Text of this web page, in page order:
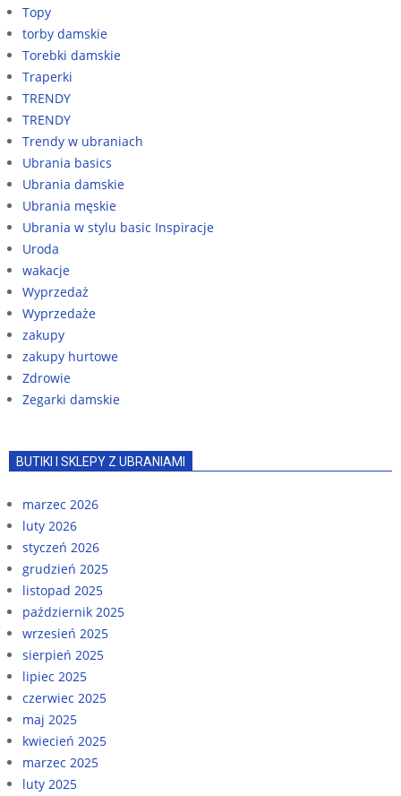
Topy
torby damskie
Torebki damskie
Traperki
TRENDY
TRENDY
Trendy w ubraniach
Ubrania basics
Ubrania damskie
Ubrania męskie
Ubrania w stylu basic Inspiracje
Uroda
wakacje
Wyprzedaż
Wyprzedaże
zakupy
zakupy hurtowe
Zdrowie
Zegarki damskie
BUTIKI I SKLEPY Z UBRANIAMI
marzec 2026
luty 2026
styczeń 2026
grudzień 2025
listopad 2025
październik 2025
wrzesień 2025
sierpień 2025
lipiec 2025
czerwiec 2025
maj 2025
kwiecień 2025
marzec 2025
luty 2025